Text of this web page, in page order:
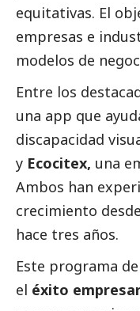
equitativas. El
empresas e
modelos de
Entre los
una app que
discapacidad
y Ecocitex, una
Ambos han
crecimiento
hace tres años.
Este programa
el éxito